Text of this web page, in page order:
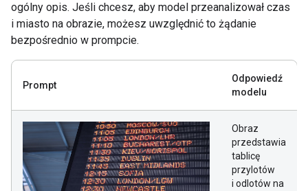
ogólny opis. Jeśli chcesz, aby model przeanalizował czas
i miasto na obrazie, możesz uwzględnić to żądanie
bezpośrednio w prompcie.
Prompt
Odpowiedź
modelu
Obraz
przedstawia
tablicę
przylotów
i odlotów na